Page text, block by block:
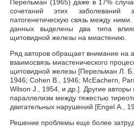
Перельман (1965) даже в 17%
сочетаний этих заболеваний
патогенетическую связь между
данных выделены два типа
щитовидной железы на миастению.
Ряд авторов обращает внимание на
взаимосвязь миастенического
щитовидной железы [Перельман Л.
1946; Cohen В., 1946; McEachern,
Wilson J., 1954, и др.]. Другие авторы
параллелизм между тяжестью
двигательных нарушений [Engel А.,
Решение проблемы еще более